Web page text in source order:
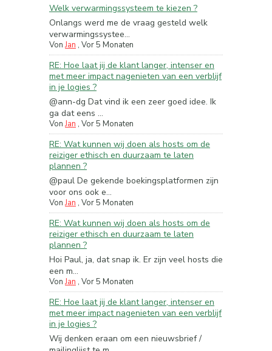
Welk verwarmingssysteem te kiezen ?
Onlangs werd me de vraag gesteld welk
verwarmingssystee...
VonJan , Vor 5 Monaten
RE: Hoe laat jij de klant langer, intenser en
met meer impact nagenieten van een verblijf
in je logies ?
@ann-dg Dat vind ik een zeer goed idee. Ik
ga dat eens ...
VonJan , Vor 5 Monaten
RE: Wat kunnen wij doen als hosts om de
reiziger ethisch en duurzaam te laten
plannen ?
@paul De gekende boekingsplatformen zijn
voor ons ook e...
VonJan , Vor 5 Monaten
RE: Wat kunnen wij doen als hosts om de
reiziger ethisch en duurzaam te laten
plannen ?
Hoi Paul, ja, dat snap ik. Er zijn veel hosts die
een m...
VonJan , Vor 5 Monaten
RE: Hoe laat jij de klant langer, intenser en
met meer impact nagenieten van een verblijf
in je logies ?
Wij denken eraan om een nieuwsbrief /